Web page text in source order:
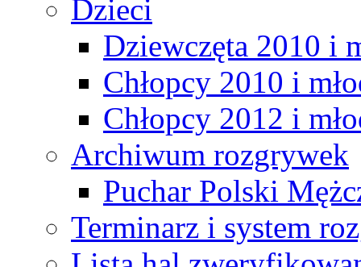
Dzieci
Dziewczęta 2010 i
Chłopcy 2010 i
Chłopcy 2012 i
Archiwum rozgrywek
Puchar Polski
Terminarz i system